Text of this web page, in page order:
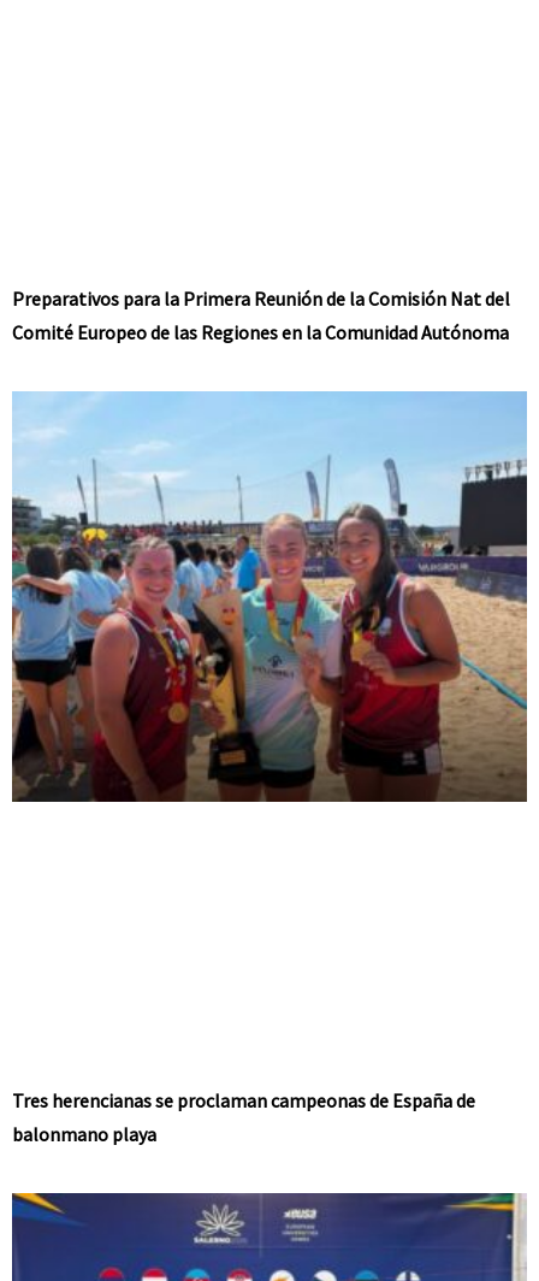
Preparativos para la Primera Reunión de la Comisión Nat del
Comité Europeo de las Regiones en la Comunidad Autónoma
Tres herencianas se proclaman campeonas de España de
balonmano playa